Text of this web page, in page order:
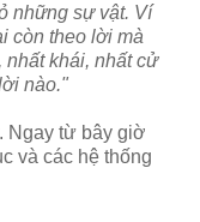
những sự vật. Ví
còn theo lời mà
nhất khái, nhất cử
nào."
Ngay từ bây giờ
và các hệ thống